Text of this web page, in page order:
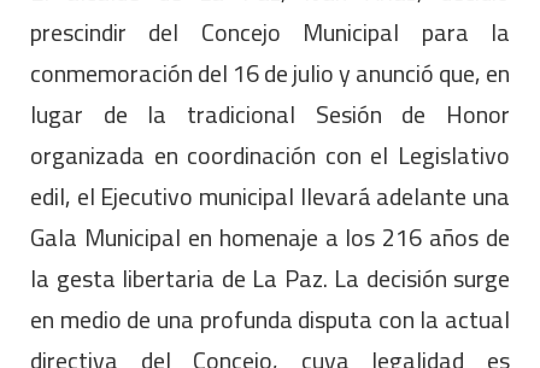
prescindir del Concejo Municipal para la
conmemoración del 16 de julio y anunció que, en
lugar de la tradicional Sesión de Honor
organizada en coordinación con el Legislativo
edil, el Ejecutivo municipal llevará adelante una
Gala Municipal en homenaje a los 216 años de
la gesta libertaria de La Paz. La decisión surge
en medio de una profunda disputa con la actual